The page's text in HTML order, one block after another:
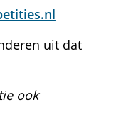
uit dat
ook